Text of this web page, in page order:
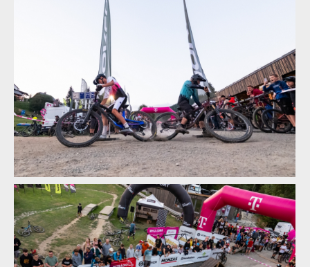
Norco Enduro Race Morávka - Jára Sijka / Enduroserie.cz
Norco Enduro Race Morávka - Jára Sijka / Enduroserie.cz
Norco Enduro Race Morávka - Jára Sijka / Enduroserie.cz
Norco Enduro Race Morávka - Jára Sijka / Enduroserie.cz
Norco Enduro Race Morávka - Jára Sijka / Enduroserie.cz
Norco Enduro Race Morávka - Jára Sijka / Enduroserie.cz
Norco Enduro Race Morávka - Jára Sijka / Enduroserie.cz